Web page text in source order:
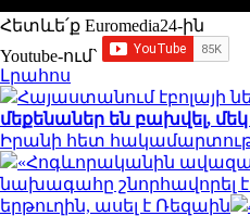
Հետևե՛ք Euromedia24-ին
Youtube-ում`
Լրահոս
Հայաստանում էբոլայի
մեքենաներ են բախվել, մեկ
Իրանի հետ
«Հոգևորականին
նախագահը շնորհավորել
երթուղին, ասել է Ռեզաին